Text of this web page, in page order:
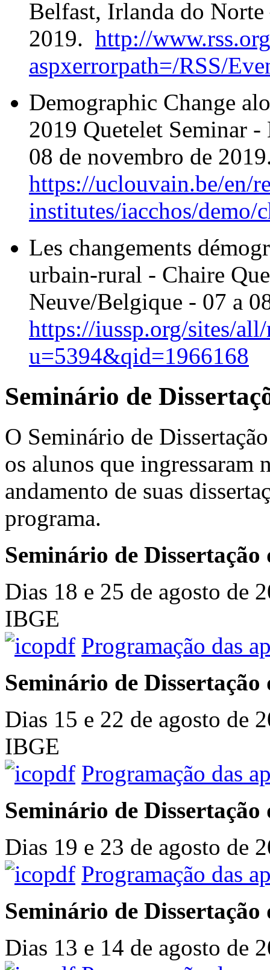
Belfast, Irlanda do Norte
2019. http://
aspxerrorpath=/RSS/
Demographic Change
2019 Quetelet Seminar
08 de novembro de
https://uclouvain.be/en/
institutes/iacchos/demo/
Les changements
urbain-rural - Chaire
Neuve/Belgique - 07 a
https://iussp.org/sites/
u=5394&qid=1966168
Seminário de
O Seminário de
os alunos que ingressaram
andamento de suas
programa.
Seminário de Dissertação
Dias 18 e 25 de agosto de
IBGE
Programação das
Seminário de Dissertação
Dias 15 e 22 de agosto de
IBGE
Programação das
Seminário de Dissertação
Dias 19 e 23 de agosto de
Programação das
Seminário de Dissertação
Dias 13 e 14 de agosto de